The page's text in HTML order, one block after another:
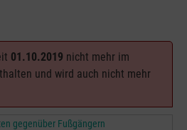
01.10.2019 nicht mehr im
und wird auch nicht mehr
gegenüber Fußgängern